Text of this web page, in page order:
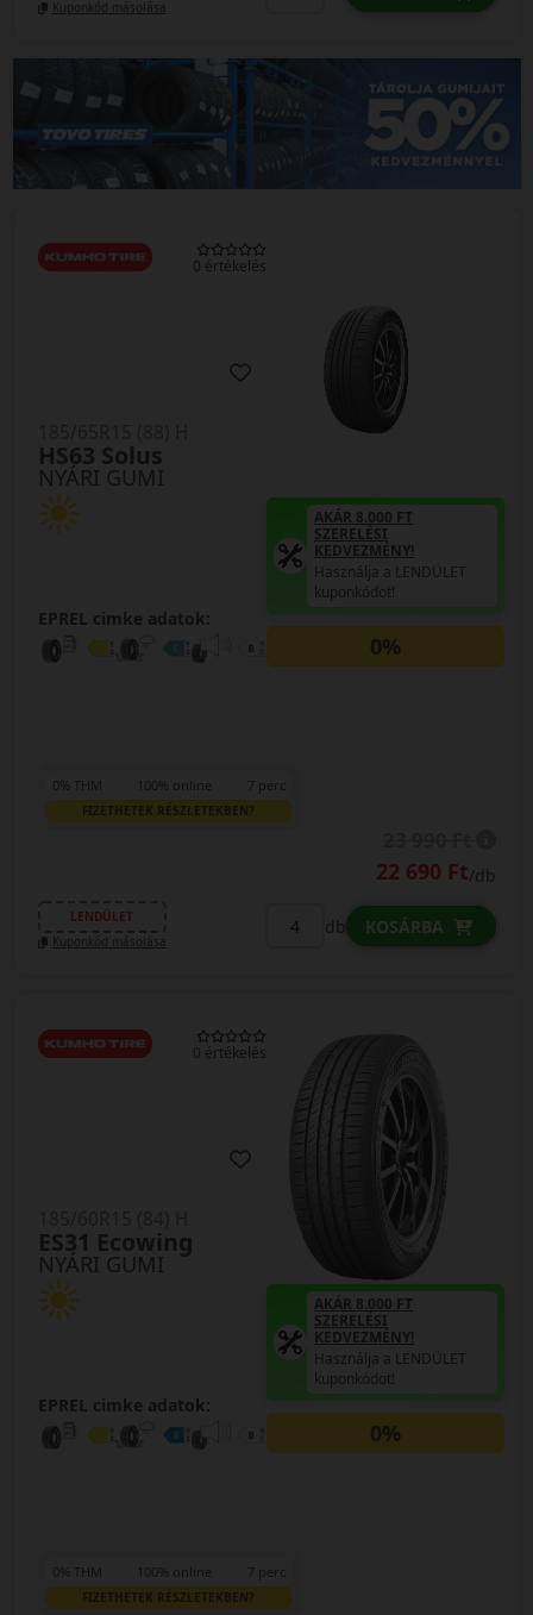
Kuponkód másolása
0 értékelés
NYÁRI GUMI
HS63 Solus
EPREL cimke adatok:
AKÁR 8.000 FT
SZERELÉSI
KEDVEZMÉNY!
Használja a LENDÜLET
kuponkódot!
0%
0% THM 100% online 7 perc
FIZETHETEK RÉSZLETEKBEN?
22 690 Ft/db
LENDÜLET
Kuponkód másolása
db KOSÁRBA
0 értékelés
NYÁRI GUMI
ES31 Ecowing
EPREL cimke adatok:
AKÁR 8.000 FT
SZERELÉSI
KEDVEZMÉNY!
Használja a LENDÜLET
kuponkódot!
0%
0% THM 100% online 7 perc
FIZETHETEK RÉSZLETEKBEN?